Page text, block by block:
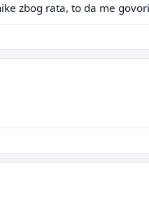
zbog rata, to da me